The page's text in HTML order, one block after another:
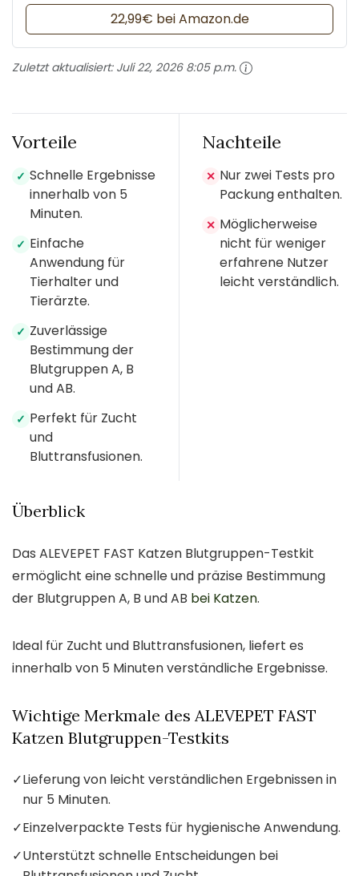
22,99€ bei Amazon.de
Zuletzt aktualisiert: Juli 22, 2026 8:05 p.m.
Vorteile
✓ Schnelle Ergebnisse
innerhalb von 5
Minuten.
✓ Einfache
Anwendung für
Tierhalter und
Tierärzte.
✓ Zuverlässige
Bestimmung der
Blutgruppen A, B
und AB.
✓ Perfekt für Zucht
und
Bluttransfusionen.
Nachteile
✕ Nur zwei Tests pro
Packung enthalten.
✕ Möglicherweise
nicht für weniger
erfahrene Nutzer
leicht verständlich.
Überblick
Das ALEVEPET FAST Katzen Blutgruppen-Testkit
ermöglicht eine schnelle und präzise Bestimmung
der Blutgruppen A, B und AB bei Katzen.
Ideal für Zucht und Bluttransfusionen, liefert es
innerhalb von 5 Minuten verständliche Ergebnisse.
Wichtige Merkmale des ALEVEPET FAST
Katzen Blutgruppen-Testkits
✓Lieferung von leicht verständlichen Ergebnissen in
nur 5 Minuten.
✓Einzelverpackte Tests für hygienische Anwendung.
✓Unterstützt schnelle Entscheidungen bei